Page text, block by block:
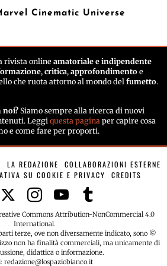
Cinematic Universe
rivista online amatoriale e indipendente
, critica, approfondimento e
che ruota attorno al mondo del fumetto.
noi? Siamo sempre alla ricerca di nuovi
Leggi questa pagina per capire cosa
e come fare per proporti.
LA REDAZIONE
COLLABORAZIONI ESTERNE
SU COOKIE E PRIVACY CREDITS
Commons Attribution-NonCommercial 4.0
International.
terze, ove non diversamente indicato, sono ©
non ha finalità commerciali, ma unicamente di
didattica o informazione.
redazione@lospaziobianco.it